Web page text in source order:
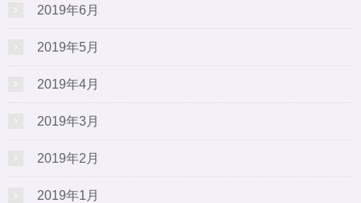
2019年6月
2019年5月
2019年4月
2019年3月
2019年2月
2019年1月